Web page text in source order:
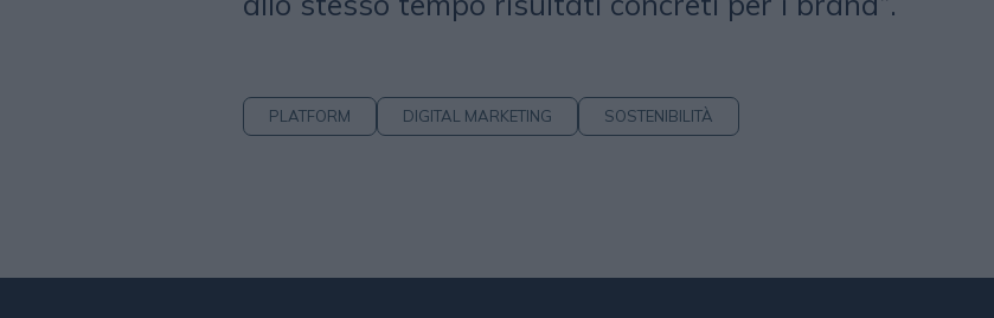
PLATFORM DIGITAL MARKETING SOSTENIBILITÀ